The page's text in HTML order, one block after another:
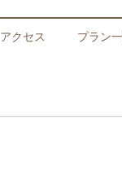
アクセス プラン